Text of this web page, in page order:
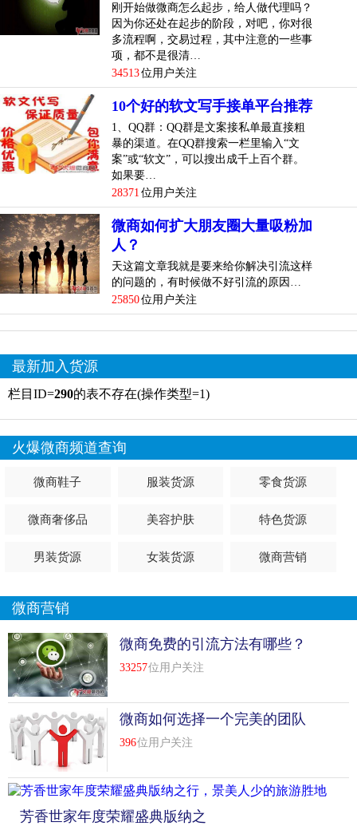
刚开始做微商怎么起步，给人做代理吗？
因为你还处在起步的阶段，对吧，你对很
多流程啊，交易过程，其中注意的一些事
项，都不是很清…
34513位用户关注
10个好的软文写手接单平台推荐
1、QQ群：QQ群是文案接私单最直接粗
暴的渠道。在QQ群搜索一栏里输入“文
案”或“软文”，可以搜出成千上百个群。
如果要…
28371 位用户关注
微商如何扩大朋友圈大量吸粉加
人？
天这篇文章我就是要来给你解决引流这样
的问题的，有时候做不好引流的原因…
25850位用户关注
最新加入货源
栏目ID=290的表不存在(操作类型=1)
火爆微商频道查询
微商鞋子 服装货源 零食货源
微商奢侈品 美容护肤 特色货源
男装货源 女装货源 微商营销
微商营销
微商免费的引流方法有哪些？
33257位用户关注
微商如何选择一个完美的团队
396位用户关注
芳香世家年度荣耀盛典版纳之